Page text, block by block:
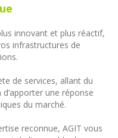
innovant et plus réactif,
infrastructures de
de services, allant du
d’apporter une réponse
du marché.
reconnue, AGIT vous